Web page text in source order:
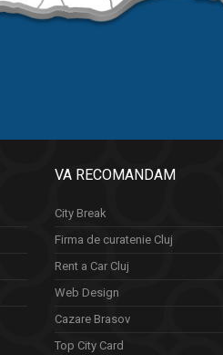
VA RECOMANDAM
City Break
Firma de curatenie Cluj
Rent a Car Cluj
Web Design
Cazare Brasov
Top City Card